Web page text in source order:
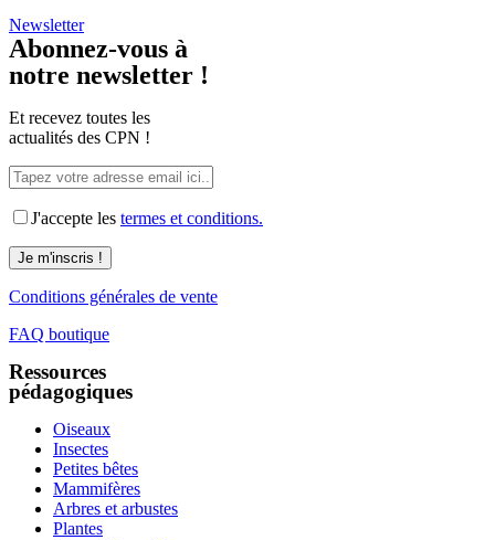
Newsletter
Abonnez-vous à
notre newsletter !
Et recevez toutes les
actualités des CPN !
J'accepte les termes et conditions.
Conditions générales de vente
FAQ boutique
Ressources
pédagogiques
Oiseaux
Insectes
Petites bêtes
Mammifères
Arbres et arbustes
Plantes